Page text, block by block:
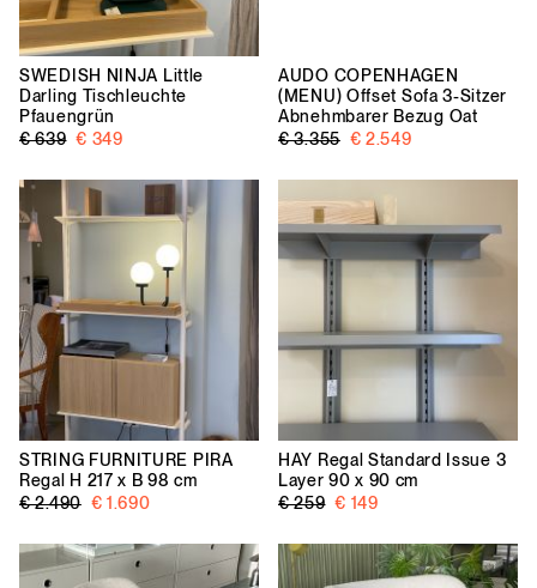
SWEDISH NINJA Little
Darling Tischleuchte
Pfauengrün
€ 639 € 349
AUDO COPENHAGEN
(MENU) Offset Sofa 3-Sitzer
Abnehmbarer Bezug Oat
€ 3.355 € 2.549
STRING FURNITURE PIRA
Regal H 217 x B 98 cm
€ 2.490 € 1.690
HAY Regal Standard Issue 3
Layer 90 x 90 cm
€ 259 € 149